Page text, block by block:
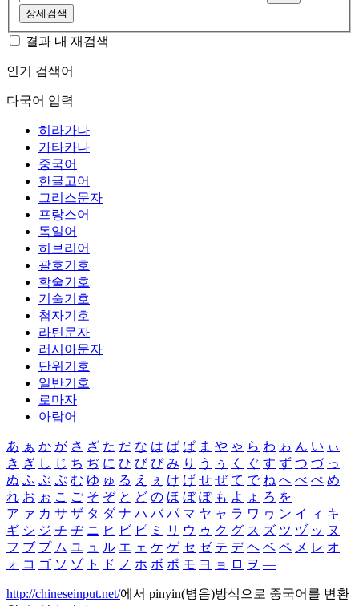
상세검색
결과 내 재검색
인기 검색어
다국어 입력
히라가나
가타카나
중국어
한글고어
그리스문자
프랑스어
독일어
히브리어
괄호기호
학술기호
기술기호
첨자기호
라틴문자
러시아문자
단위기호
일반기호
로마자
아랍어
あ ぁ か が さ ざ た だ な は ば ぱ ま や ゃ ら わ ゎ ん い ぃ
き ぎ し じ ち ぢ に ひ び ぴ み り う ぅ く ぐ す ず つ づ っ
ぬ ふ ぶ ぷ む ゆ ゅ る え ぇ け げ せ ぜ て で ね へ べ ぺ め
れ お ぉ こ ご そ ぞ と ど の ほ ぼ ぽ も よ ょ ろ を
ア ァ カ サ ザ タ ダ ナ ハ バ パ マ ヤ ャ ラ ワ ヮ ン イ ィ キ
ギ シ ジ チ ヂ ニ ヒ ビ ピ ミ リ ウ ゥ ク グ ス ズ ツ ヅ ッ ヌ
フ ブ プ ム ユ ュ ル エ ェ ケ ゲ セ ゼ テ デ ヘ ベ ペ メ レ オ
ォ コ ゴ ソ ゾ ト ド ノ ホ ボ ポ モ ヨ ョ ロ ヲ ―
http://chineseinput.net/에서 pinyin(병음)방식으로 중국어를 변환